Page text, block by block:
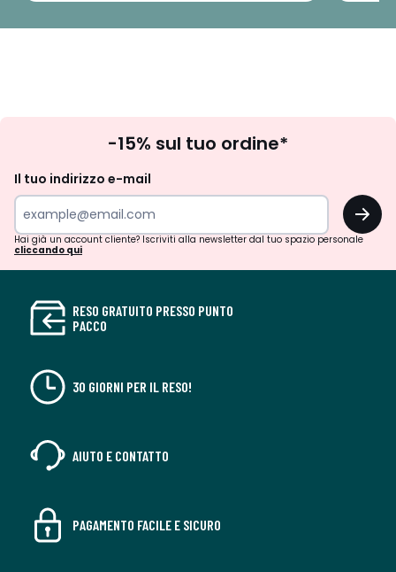
newsletter
-15% sul tuo ordine*
Il tuo indirizzo e-mail
OK
Hai già un account cliente? Iscriviti alla newsletter dal tuo spazio personale
cliccando qui
RESO GRATUITO PRESSO PUNTO
PACCO
30 GIORNI PER IL RESO!
AIUTO E CONTATTO
PAGAMENTO FACILE E SICURO